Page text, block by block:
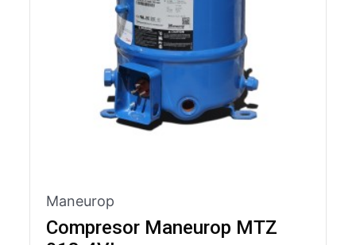
Maneurop
Compresor Maneurop MTZ